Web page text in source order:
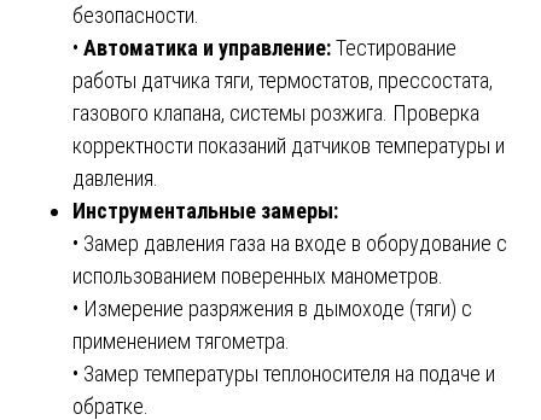
безопасности.
• Автоматика и управление:Тестирование
работы датчика тяги, термостатов, прессостата,
газового клапана, системы розжига. Проверка
корректности показаний датчиков температуры и
давления.
Инструментальные замеры:
• Замер давления газа на входе в оборудование с
использованием поверенных манометров.
• Измерение разряжения в дымоходе (тяги) с
применением тягометра.
• Замер температуры теплоносителя на подаче и
обратке.